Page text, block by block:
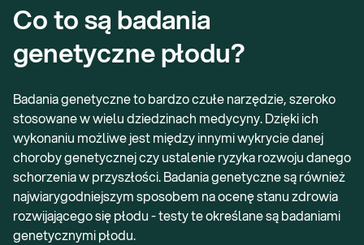
Co to są badania
genetyczne płodu?
Badania genetyczne to bardzo czułe narzędzie, szeroko
stosowane w wielu dziedzinach medycyny. Dzięki ich
wykonaniu możliwe jest między innymi wykrycie danej
choroby genetycznej czy ustalenie ryzyka rozwoju danego
schorzenia w przyszłości. Badania genetyczne są również
najwiarygodniejszym sposobem na ocenę stanu zdrowia
rozwijającego się płodu - testy te określane są badaniami
genetycznymi płodu.